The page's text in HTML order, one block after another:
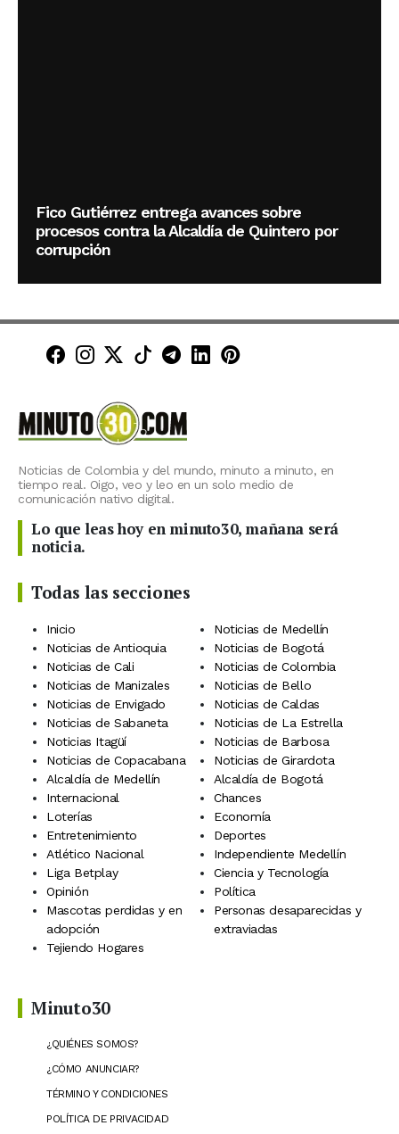
Fico Gutiérrez entrega avances sobre
procesos contra la Alcaldía de Quintero por
corrupción
Minuto30 en Facebook
Minuto30 en Instagram
Minuto30 en X (Twitter)
Minuto30 en TikTok
Canal de Minuto30 en
Minuto30 en LinkedIn
Minuto30 en
Noticias de Colombia y del mundo, minuto a minuto, en
tiempo real. Oigo, veo y leo en un solo medio de
comunicación nativo digital.
Lo que leas hoy en minuto30, mañana será
noticia.
Todas las secciones
Inicio
Noticias de Medellín
Noticias de Antioquia
Noticias de Bogotá
Noticias de Cali
Noticias de Colombia
Noticias de Manizales
Noticias de Bello
Noticias de Envigado
Noticias de Caldas
Noticias de Sabaneta
Noticias de La Estrella
Noticias Itagüí
Noticias de Barbosa
Noticias de Copacabana
Noticias de Girardota
Alcaldía de Medellín
Alcaldía de Bogotá
Internacional
Chances
Loterías
Economía
Entretenimiento
Deportes
Atlético Nacional
Independiente Medellín
Liga Betplay
Ciencia y Tecnología
Opinión
Política
Mascotas perdidas y en
adopción
Personas desaparecidas y
extraviadas
Tejiendo Hogares
Minuto30
¿QUIÉNES SOMOS?
¿CÓMO ANUNCIAR?
TÉRMINO Y CONDICIONES
POLÍTICA DE PRIVACIDAD